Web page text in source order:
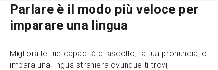
Parlare è il modo più veloce per
imparare una lingua
Migliora le tue capacità di ascolto, la tua pronuncia, o
impara una lingua straniera ovunque ti trovi,